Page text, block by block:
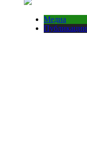
Медиа
Публикации